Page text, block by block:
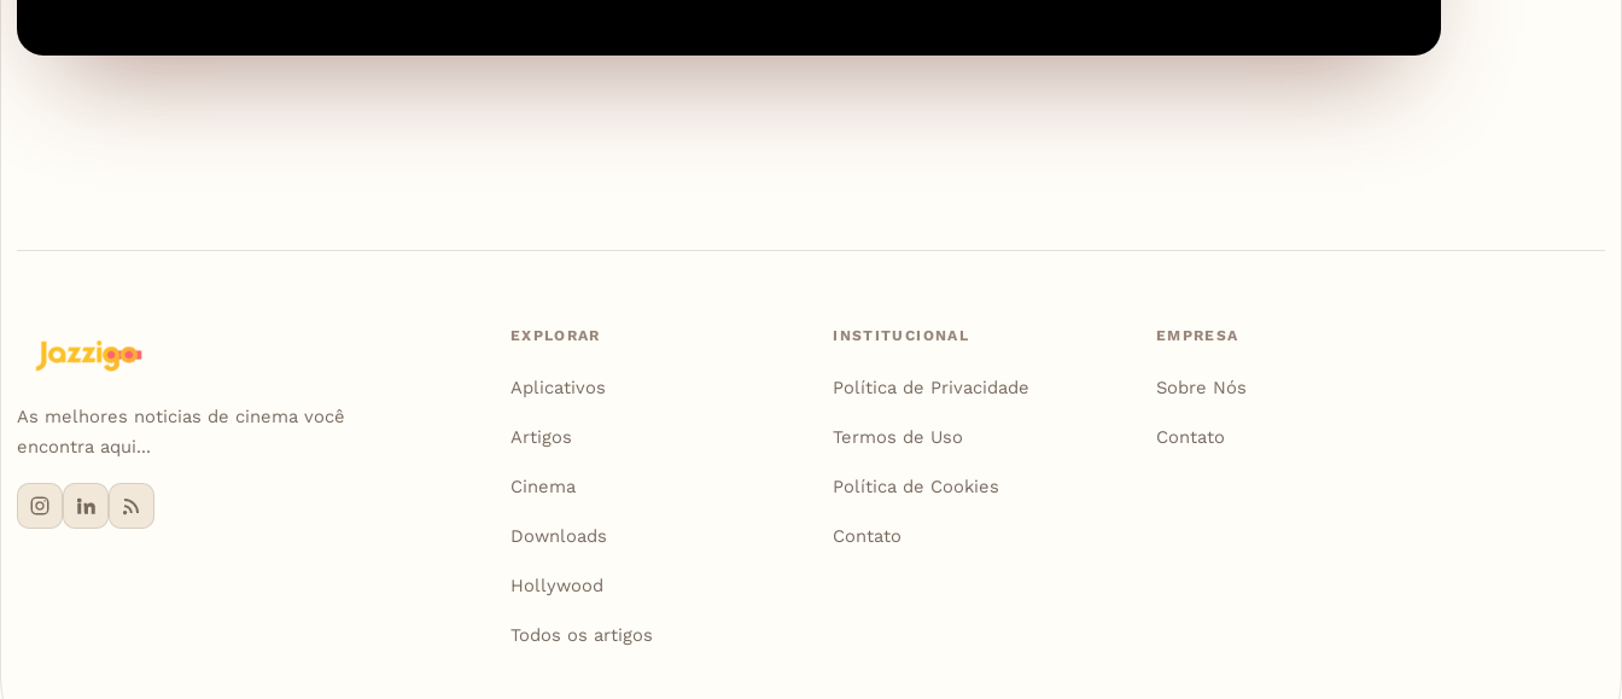
As melhores noticias de cinema você
encontra aqui...
EXPLORAR
Aplicativos
Artigos
Cinema
Downloads
Hollywood
Todos os artigos
INSTITUCIONAL
Política de Privacidade
Termos de Uso
Política de Cookies
Contato
EMPRESA
Sobre Nós
Contato